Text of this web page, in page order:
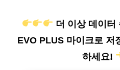
더 이상 데이터
EVO PLUS 마이크로 저
하세요!